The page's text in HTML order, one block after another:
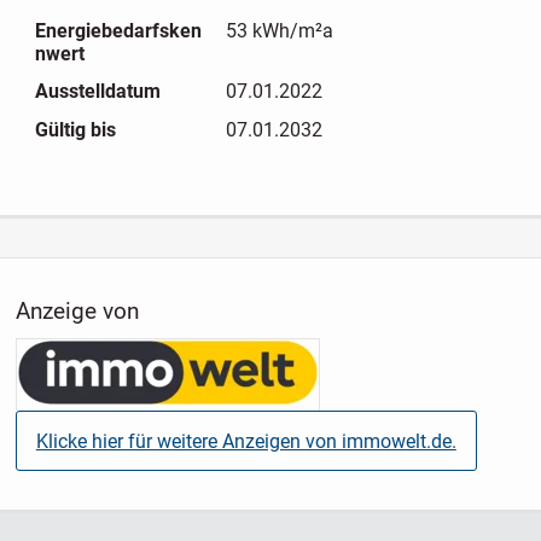
Energiebedarfsken
nwert
53 kWh/m²a
Ausstelldatum
07.01.2022
Gültig bis
07.01.2032
Anzeige von
Klicke hier für weitere Anzeigen von immowelt.de.